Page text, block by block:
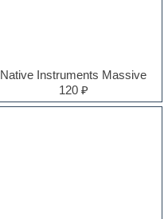
Native Instruments Massive
120 ₽